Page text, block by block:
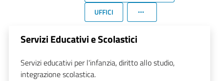
UFFICI
Servizi Educativi e Scolastici
Servizi educativi per l'infanzia, diritto allo studio,
integrazione scolastica.